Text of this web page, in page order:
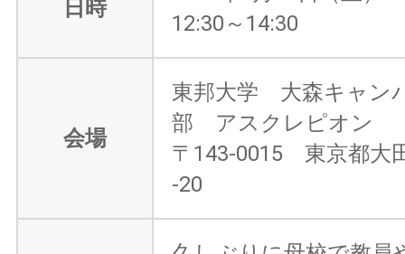
日時
12:30～14:30
会場
東邦大学 大森キャン
部 アスクレピオン
〒143-0015 東京都大
-20